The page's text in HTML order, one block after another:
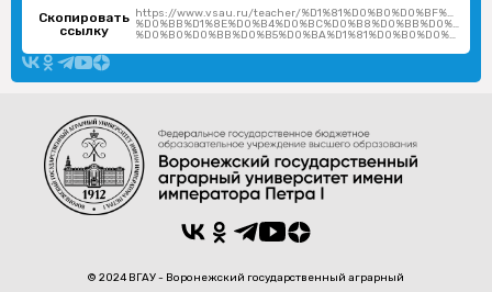
Скопировать
ссылку
https://www.vsau.ru/teacher/
%D0%BB%D1%8E%D0%B4%D0%BC%D0%B8%D0%BB%D0%B0-
%D0%B0%D0%BB%D0%B5%D0%BA%D1%81%D0%B0%D0%BD%D0%B4%D1%80%D0%BE%D0%B2%D0%BD%D0%B0/
© 2024 ВГАУ - Воронежский государственный аграрный